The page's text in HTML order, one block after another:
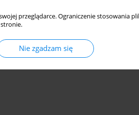
przeglądarce. Ograniczenie stosowania
Nie zgadzam się
heritage restoration climatic